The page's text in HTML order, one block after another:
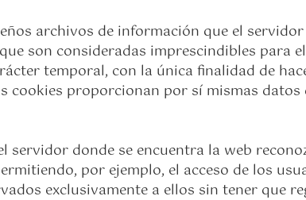
archivos de información que el
son consideradas imprescindibles para
temporal, con la única finalidad de
cookies proporcionan por sí mismas
servidor donde se encuentra la web
por ejemplo, el acceso de los
exclusivamente a ellos sin tener que